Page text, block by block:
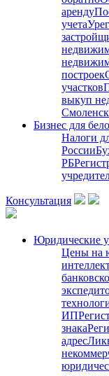
аренду
учета
построек
участков
выкуп
Бизнес для
Налоги
России
РБ
Консультация
Юридические
Цены на
ИП
знака
адрес